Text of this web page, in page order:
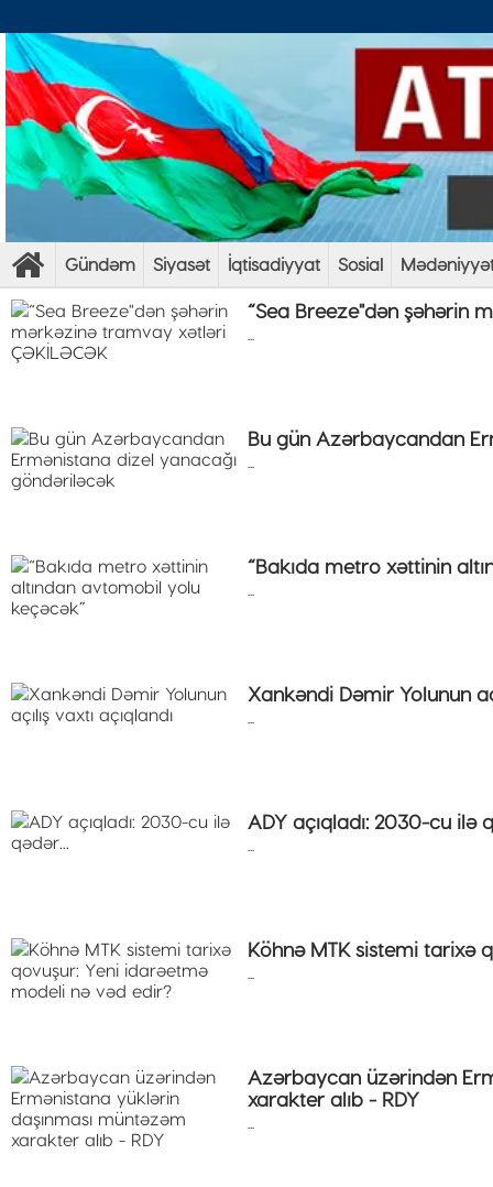
Gündəm Siyasət İqtisadiyyat Sosial
“Sea Breeze"dən şəhərin
Bu gün Azərbaycandan
“Bakıda metro xəttinin
Xankəndi Dəmir Yolunun
ADY açıqladı: 2030-cu ilə
Köhnə MTK sistemi tarixə
Azərbaycan üzərindən
xarakter alıb - RDY